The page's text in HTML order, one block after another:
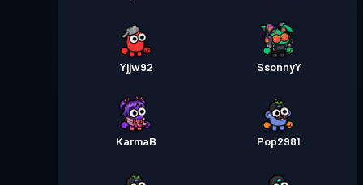
Yjjw92 SsonnyY
KarmaB Pop2981